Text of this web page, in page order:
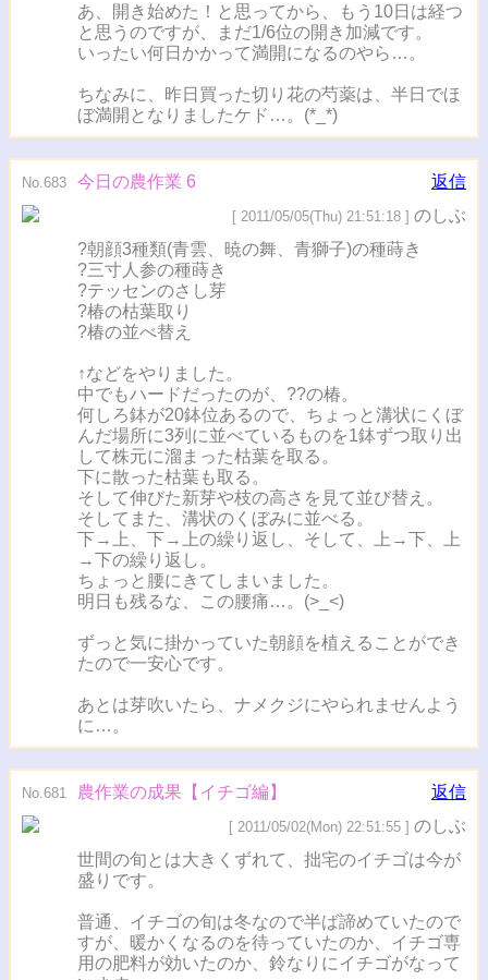
あ、開き始めた！と思ってから、もう10日は経つ
と思うのですが、まだ1/6位の開き加減です。
いったい何日かかって満開になるのやら…。
ちなみに、昨日買った切り花の芍薬は、半日でほ
ぼ満開となりましたケド…。(*_*)
No.683 今日の農作業 6 返信
[ 2011/05/05(Thu) 21:51:18 ] のしぶ
?朝顔3種類(青雲、暁の舞、青獅子)の種蒔き
?三寸人参の種蒔き
?テッセンのさし芽
?椿の枯葉取り
?椿の並べ替え
↑などをやりました。
中でもハードだったのが、??の椿。
何しろ鉢が20鉢位あるので、ちょっと溝状にくぼ
んだ場所に3列に並べているものを1鉢ずつ取り出
して株元に溜まった枯葉を取る。
下に散った枯葉も取る。
そして伸びた新芽や枝の高さを見て並び替え。
そしてまた、溝状のくぼみに並べる。
下→上、下→上の繰り返し、そして、上→下、上
→下の繰り返し。
ちょっと腰にきてしまいました。
明日も残るな、この腰痛…。(>_<)
ずっと気に掛かっていた朝顔を植えることができ
たので一安心です。
あとは芽吹いたら、ナメクジにやられませんよう
に…。
No.681 農作業の成果【イチゴ編】 返信
[ 2011/05/02(Mon) 22:51:55 ] のしぶ
世間の旬とは大きくずれて、拙宅のイチゴは今が
盛りです。
普通、イチゴの旬は冬なので半ば諦めていたので
すが、暖かくなるのを待っていたのか、イチゴ専
用の肥料が効いたのか、鈴なりにイチゴがなって